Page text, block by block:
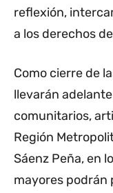
reflexión,
a los derechos
Como cierre de
llevarán
comunitarios,
Región
Sáenz Peña, en
mayores